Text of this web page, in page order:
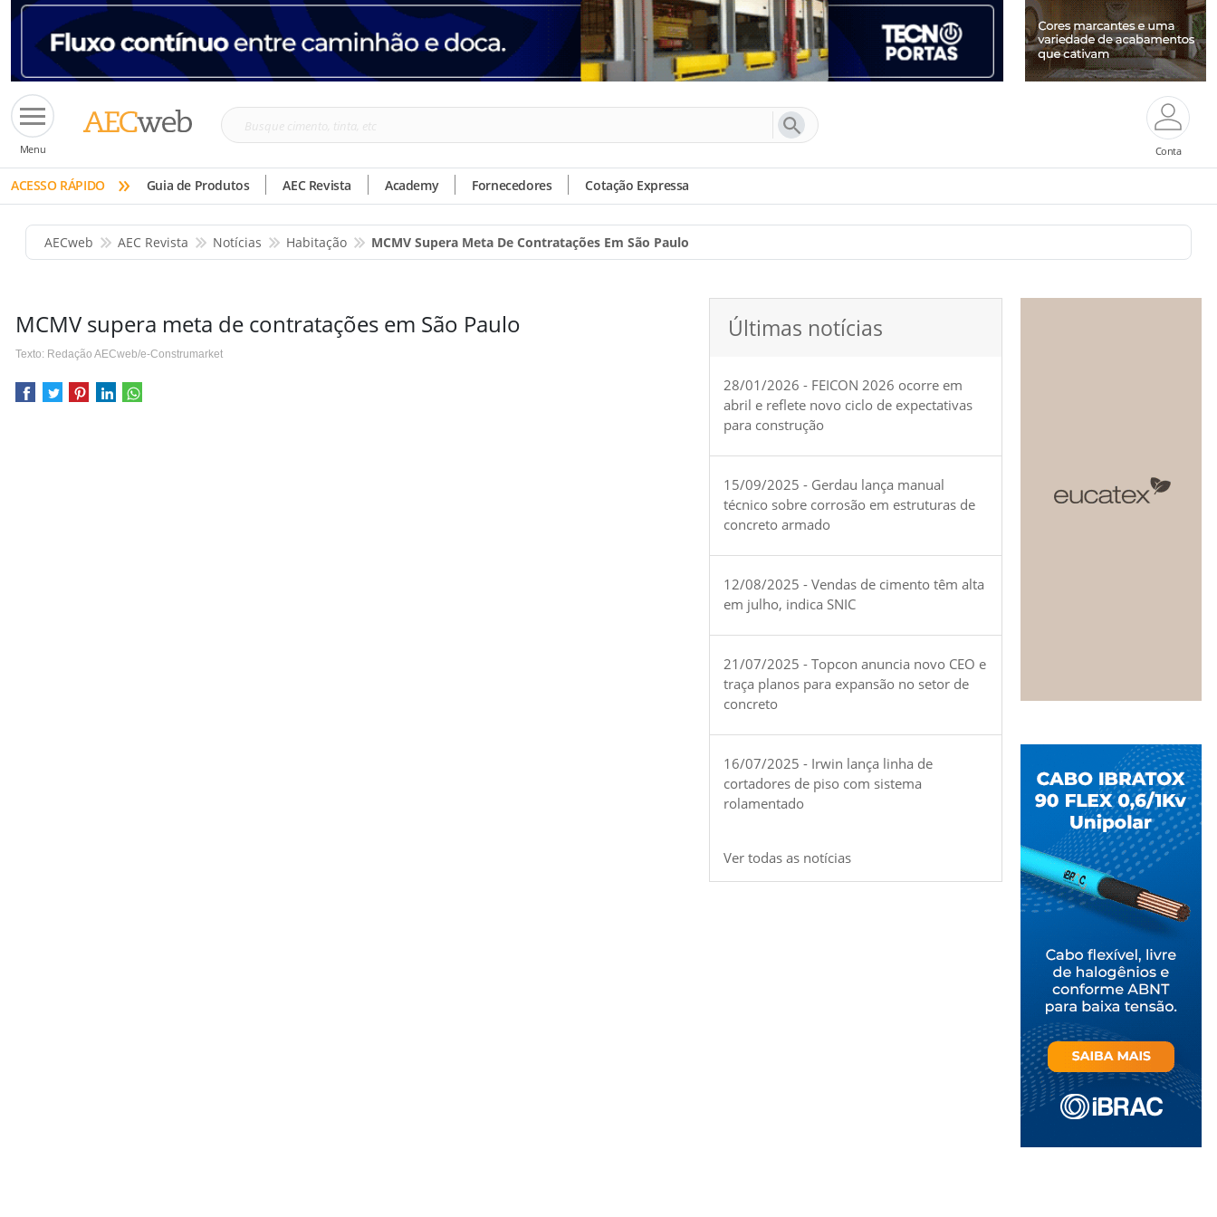
Menu
Busque
tinta,
etc
Conta
ACESSO RÁPIDO » Guia de Produtos AEC Revista Academy Fornecedores Cotação Expressa
AECweb AEC Revista Notícias Habitação MCMV Supera Meta De Contratações Em São Paulo
MCMV supera meta de contratações em São Paulo
Texto: Redação AECweb/e-Construmarket
Últimas notícias
28/01/2026 - FEICON 2026 ocorre em
abril e reflete novo ciclo de expectativas
para construção
15/09/2025 - Gerdau lança manual
técnico sobre corrosão em estruturas de
concreto armado
12/08/2025 - Vendas de cimento têm alta
em julho, indica SNIC
21/07/2025 - Topcon anuncia novo CEO e
traça planos para expansão no setor de
concreto
16/07/2025 - Irwin lança linha de
cortadores de piso com sistema
rolamentado
Ver todas as notícias